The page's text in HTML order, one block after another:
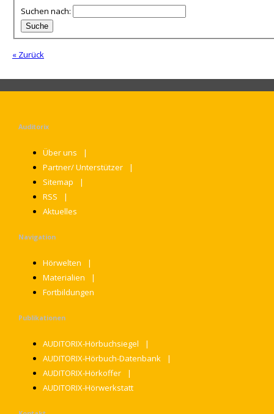
Suchen nach:
« Zurück
Auditorix
Über uns
Partner/ Unterstützer
Sitemap
RSS
Aktuelles
Navigation
Hörwelten
Materialien
Fortbildungen
Publikationen
AUDITORIX-Hörbuchsiegel
AUDITORIX-Hörbuch-Datenbank
AUDITORIX-Hörkoffer
AUDITORIX-Hörwerkstatt